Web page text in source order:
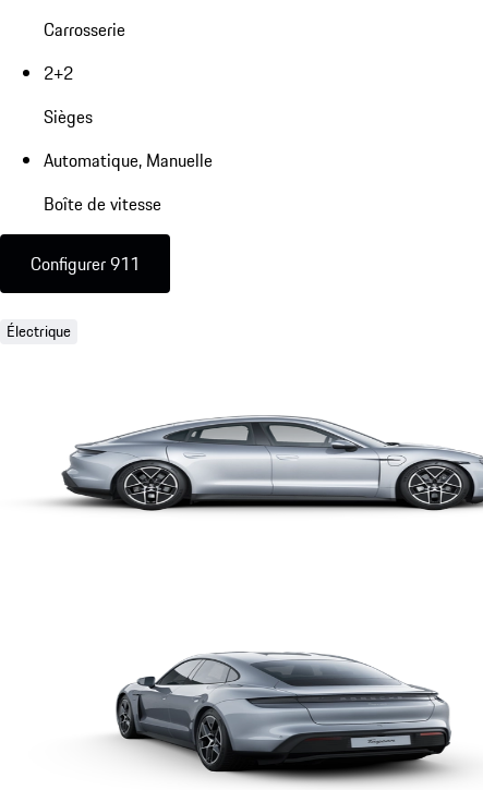
Carrosserie
2+2
Sièges
Automatique, Manuelle
Boîte de vitesse
Configurer 911
Électrique